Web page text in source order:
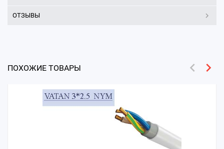
ОТЗЫВЫ
ПОХОЖИЕ ТОВАРЫ